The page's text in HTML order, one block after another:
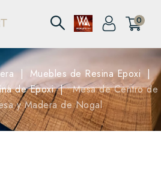
0
Muebles de Resina Epoxi
de Epoxi
Mesa de Centro de
y Madera de Nogal